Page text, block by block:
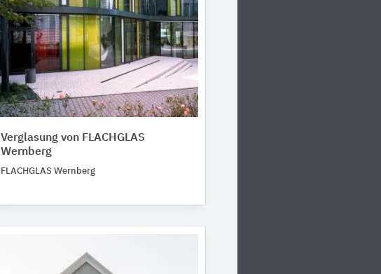
Verglasung von FLACHGLAS
Wernberg
FLACHGLAS Wernberg